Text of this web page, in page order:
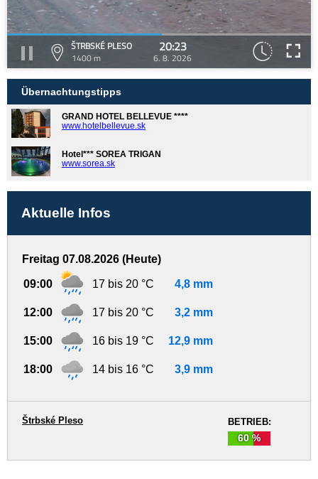
ŠTRBSKÉ PLESO
1400 m
20:23
6. 8. 2026
Übernachtungstipps
GRAND HOTEL BELLEVUE ****
www.hotelbellevue.sk
Hotel*** SOREA TRIGAN
www.sorea.sk
Aktuelle Infos
Freitag 07.08.2026 (Heute)
09:00 17 bis 20 °C 4,8 mm
12:00 17 bis 20 °C 3,2 mm
15:00 16 bis 19 °C 12,9 mm
18:00 14 bis 16 °C 3,9 mm
BETRIEB:
60 %
Štrbské Pleso